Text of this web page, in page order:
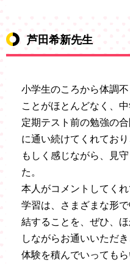
芦田希新先生
小学生のころから体調
ことがほとんどなく、
定期テスト前の勉強の
に通い続けてくれてお
もしく感じながら、見
た。
本人がコメントしてく
学習は、さまざまな形
結することを、ぜひ、
しながらお通いいただ
体験を積んでいってもら